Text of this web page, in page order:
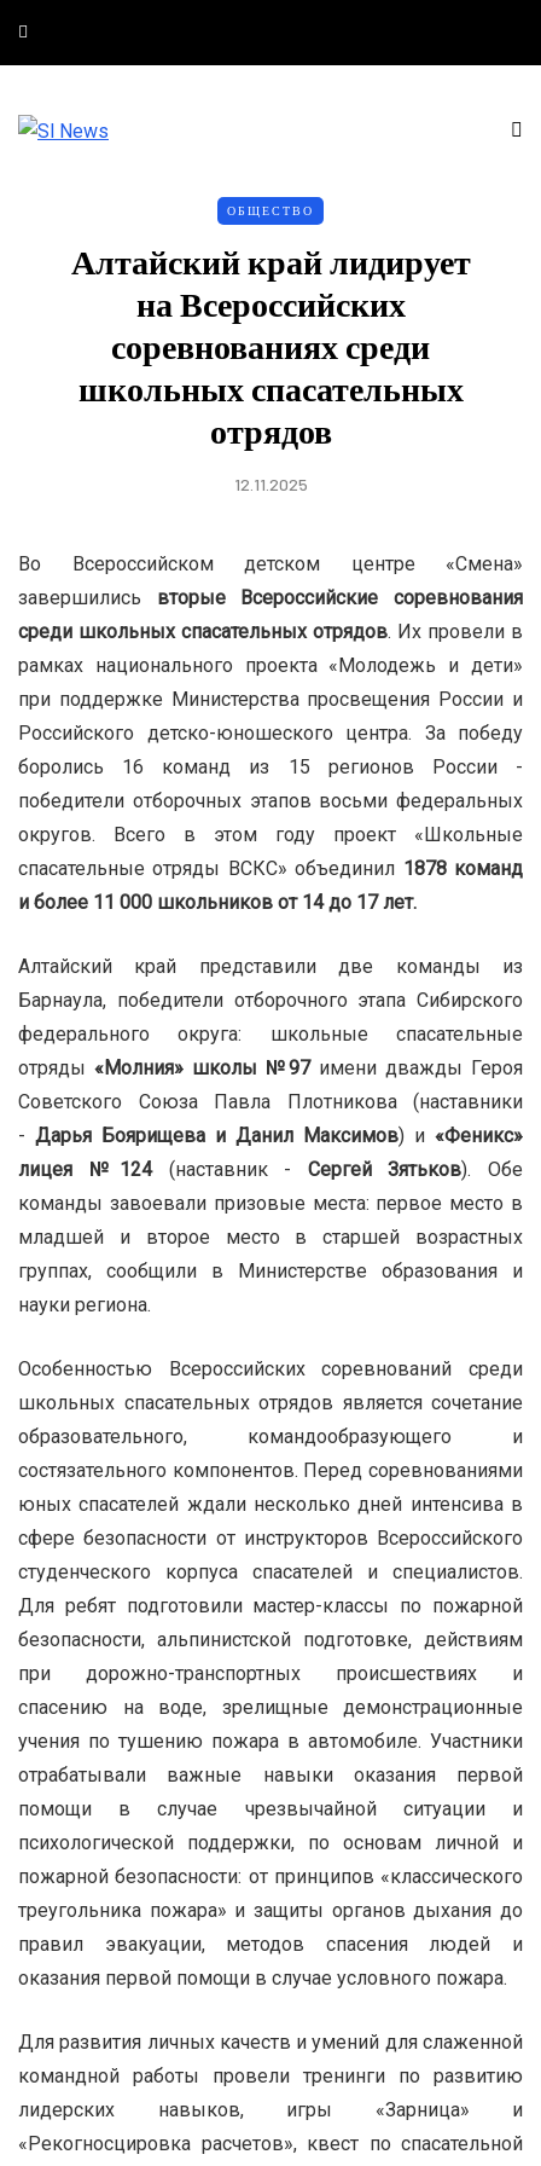
ОБЩЕСТВО
Алтайский край лидирует
на Всероссийских
соревнованиях среди
школьных спасательных
отрядов
12.11.2025
Во Всероссийском детском центре «Смена»
завершились вторые Всероссийские соревнования
среди школьных спасательных отрядов. Их провели в
рамках национального проекта «Молодежь и дети»
при поддержке Министерства просвещения России и
Российского детско-юношеского центра. За победу
боролись 16 команд из 15 регионов России -
победители отборочных этапов восьми федеральных
округов. Всего в этом году проект «Школьные
спасательные отряды ВСКС» объединил 1878 команд
и более 11 000 школьников от 14 до 17 лет.
Алтайский край представили две команды из
Барнаула, победители отборочного этапа Сибирского
федерального округа: школьные спасательные
отряды «Молния» школы №97имени дважды Героя
Советского Союза Павла Плотникова (наставники
- Дарья Боярищева и Данил Максимов) и «Феникс»
лицея №124 (наставник - Сергей Зятьков). Обе
команды завоевали призовые места: первое место в
младшей и второе место в старшей возрастных
группах, сообщили в Министерстве образования и
науки региона.
Особенностью Всероссийских соревнований среди
школьных спасательных отрядов является сочетание
образовательного, командообразующего и
состязательного компонентов. Перед соревнованиями
юных спасателей ждали несколько дней интенсива в
сфере безопасности от инструкторов Всероссийского
студенческого корпуса спасателей и специалистов.
Для ребят подготовили мастер-классы по пожарной
безопасности, альпинистской подготовке, действиям
при дорожно-транспортных происшествиях и
спасению на воде, зрелищные демонстрационные
учения по тушению пожара в автомобиле. Участники
отрабатывали важные навыки оказания первой
помощи в случае чрезвычайной ситуации и
психологической поддержки, по основам личной и
пожарной безопасности: от принципов «классического
треугольника пожара» и защиты органов дыхания до
правил эвакуации, методов спасения людей и
оказания первой помощи в случае условного пожара.
Для развития личных качеств и умений для слаженной
командной работы провели тренинги по развитию
лидерских навыков, игры «Зарница» и
«Рекогносцировка расчетов», квест по спасательной